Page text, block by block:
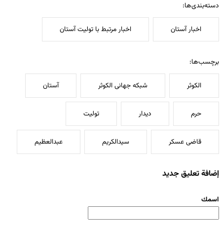
دسته‌بندی‌ها:
اخبار آستان اخبار مرتبط با تولیت آستان
برچسب‌ها:
الکوثر شبکه جهانی الکوثر آستان
حرم دیدار تولیت
قاضی عسکر سیدالکریم عبدالعظیم
إضافة تعليق جديد
‏اسمك ‏